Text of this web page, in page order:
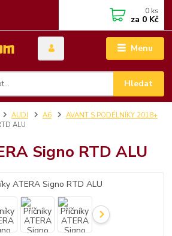
Menu
Hledat
0 ks
za 0 Kč
AUDI A6
AVANT S PODÉLNÍKY 2018+
ALU
Signo RTD ALU